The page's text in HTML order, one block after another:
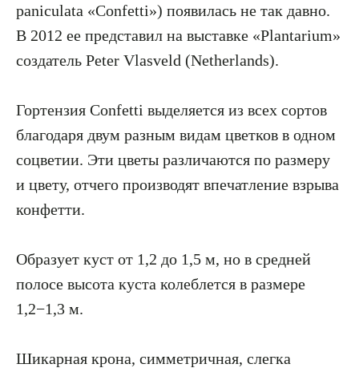
paniculata «Confetti») появилась не так давно.
В 2012 ее представил на выставке «Plantarium»
создатель Peter Vlasveld (Netherlands).
Гортензия Confetti выделяется из всех сортов
благодаря двум разным видам цветков в одном
соцветии. Эти цветы различаются по размеру
и цвету, отчего производят впечатление взрыва
конфетти.
Образует куст от 1,2 до 1,5 м, но в средней
полосе высота куста колеблется в размере
1,2−1,3 м.
Шикарная крона, симметричная, слегка